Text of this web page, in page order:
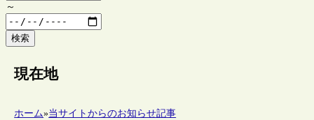
～
検索
現在地
ホーム»当サイトからのお知らせ記事